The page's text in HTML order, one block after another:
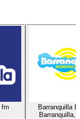
fm
Barranquilla
Barranquilla,